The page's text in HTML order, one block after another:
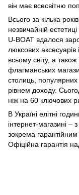
він має всесвітню
Всього за кілька
незвичайній
U-BOAT вдалося
люксових аксесуарів
всьому світу, а також
флагманських
столиць, популярних
рівнем доходу.
ніж на 60 ключових
В Україні елітні
інтернет-магазині –
зокрема гарантійним
Офіційна гарантія